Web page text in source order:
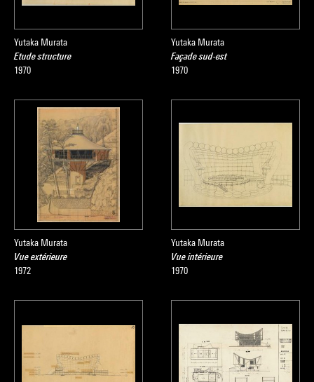
Yutaka Murata
Etude structure
1970
Yutaka Murata
Façade sud-est
1970
Yutaka Murata
Vue extérieure
1972
Yutaka Murata
Vue intérieure
1970